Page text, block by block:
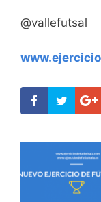
@vallefutsal